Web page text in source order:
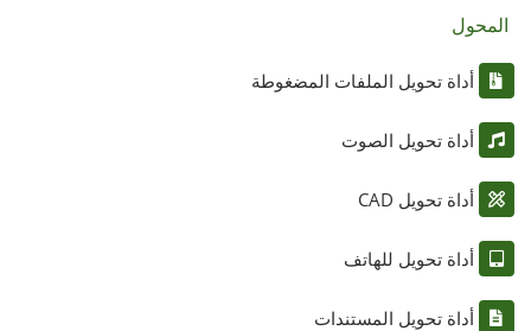
المحول
أداة تحويل الملفات المضغوطة
أداة تحويل الصوت
أداة تحويل CAD
أداة تحويل للهاتف
أداة تحويل المستندات